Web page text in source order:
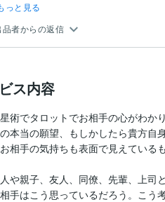
っと見る
品者からの返信
ス内容
術でタロットでお相手の心がわかり
本当の願望、もしかしたら貴方自
相手の気持ちも表面で見えている
や親子、友人、同僚、先輩、上司
手はこう思っているだろう。こう